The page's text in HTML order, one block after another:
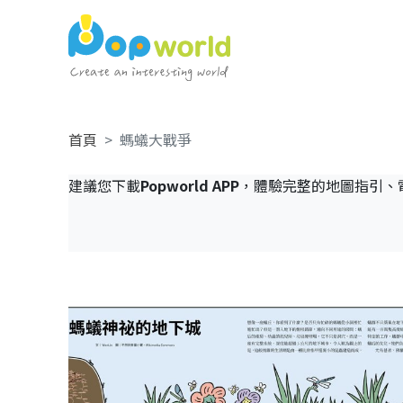
首頁 螞蟻大戰爭
建議您下載Popworld APP，體驗完整的地圖指引